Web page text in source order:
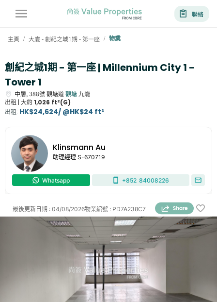
聯絡
主頁 / 大廈 - 創紀之城1期 - 第一座 / 物業
創紀之城1期 - 第一座 | Millennium City 1 -
Tower 1
中層,388號觀塘道觀塘 九龍
出租 | 大約 1,026 ft²(G)
出租: HK$24,624/ @HK$24 ft²
Klinsmann Au
助理經理 S-670719
Whatsapp +852 84008226
物業編號 : PD7A238C7
最後更新日期 : 04/08/2026